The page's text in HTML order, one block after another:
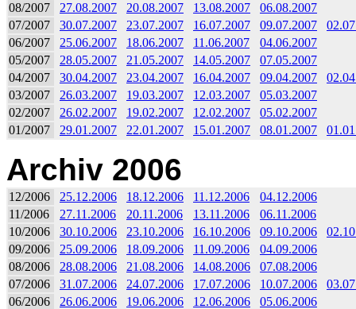
08/2007
27.08.2007 20.08.2007 13.08.2007
06.08.2007
07/2007
30.07.2007 23.07.2007 16.07.2007 09.07.2007
06/2007
25.06.2007 18.06.2007 11.06.2007
04.06.2007
05/2007
28.05.2007 21.05.2007 14.05.2007
07.05.2007
04/2007
30.04.2007 23.04.2007 16.04.2007 09.04.2007
03/2007
26.03.2007 19.03.2007 12.03.2007
05.03.2007
02/2007
26.02.2007 19.02.2007 12.02.2007
05.02.2007
01/2007
29.01.2007 22.01.2007 15.01.2007 08.01.2007
Archiv 2006
12/2006 25.12.2006 18.12.2006 11.12.2006
04.12.2006
11/2006
27.11.2006 20.11.2006 13.11.2006
06.11.2006
10/2006
30.10.2006 23.10.2006 16.10.2006 09.10.2006
09/2006
25.09.2006 18.09.2006 11.09.2006
04.09.2006
08/2006
28.08.2006 21.08.2006 14.08.2006
07.08.2006
07/2006
31.07.2006 24.07.2006 17.07.2006 10.07.2006
06/2006
26.06.2006 19.06.2006 12.06.2006
05.06.2006